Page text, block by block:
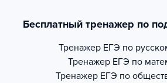
Бесплатный тренажер по
Тренажер ЕГЭ по
Тренажер ЕГЭ по
Тренажер ЕГЭ по